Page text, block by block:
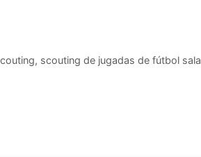
, scouting de jugadas de fútbol sala